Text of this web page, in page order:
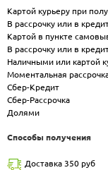
Картой курьеру при
В рассрочку или в
Картой в пункте
В рассрочку или в
Наличными или картой
Моментальная
Сбер-Кредит
Сбер-Рассрочка
Долями
Способы получения
Доставка 350 руб